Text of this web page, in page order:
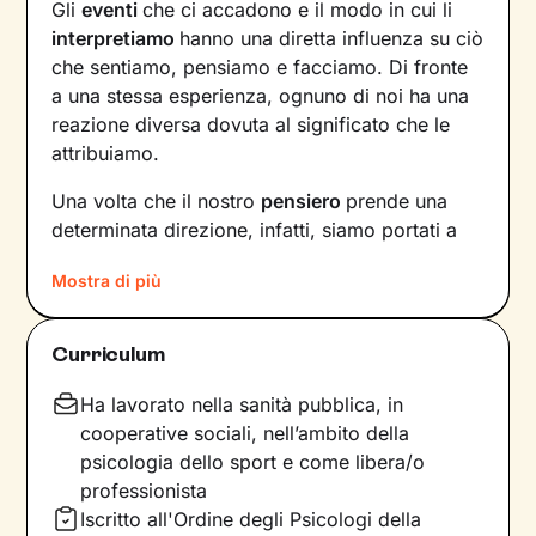
Glieventiche ci accadono e il modo in cui li
interpretiamo hanno una diretta influenza su ciò
che sentiamo, pensiamo e facciamo. Di fronte
a una stessa esperienza, ognuno di noi ha una
reazione diversa dovuta al significato che le
attribuiamo.
Una volta che il nostro pensiero prende una
determinata direzione, infatti, siamo portati a
modi che possono ostacolare il nostro
benessere.
Per interrompere questo circolo vizioso e
innescare un cambiamento positivo
, è
necessario individuare pensieri e
comportamenti che causano emozioni
spiacevoli e andare a lavorare su di essi.
Il primo obiettivo dei nostri incontri sarà quello
Mostra di più
Curriculum
Ha lavorato nella sanità pubblica, in
cooperative sociali, nell’ambito della
psicologia dello sport e come libera/o
professionista
Iscritto all'Ordine degli Psicologi della